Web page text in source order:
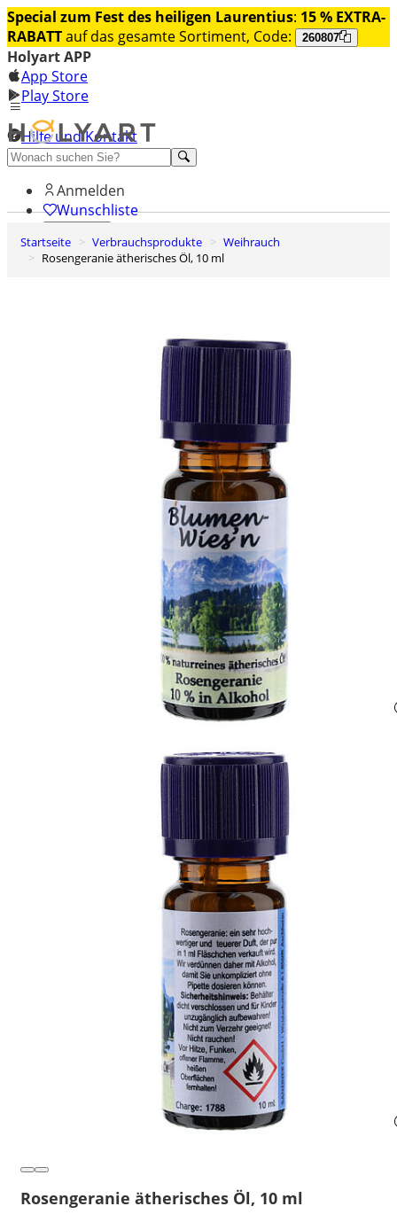
Special zum Fest des heiligen Laurentius: 15 % EXTRA-
RABATTauf das gesamte Sortiment, Code: 260807
Holyart APP
App Store
Play Store
Hilfe und Kontakt
Entdecken Sie Premium
Anmelden
Wunschliste
0
Warenkorb
Startseite Verbrauchsprodukte
Weihrauch
Rosengeranie ätherisches Öl, 10 ml
Rosengeranie ätherisches Öl, 10 ml